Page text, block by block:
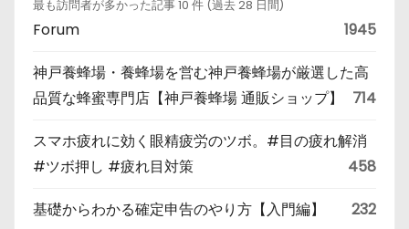
最も訪問者が多かった記事 10 件 (過去 28 日間)
Forum 1945
神戸養蜂場・養蜂場を営む神戸養蜂場が厳選した高
品質な蜂蜜専門店【神戸養蜂場 通販ショップ】
714
スマホ疲れに効く眼精疲労のツボ。#目の疲れ解消
#ツボ押し #疲れ目対策
458
基礎からわかる確定申告のやり方【入門編】 232